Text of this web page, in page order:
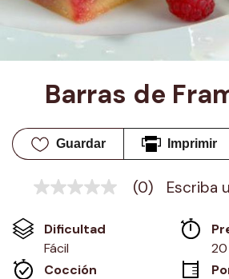
Barras de
Guardar Imprimir
Sin
en
misma
página.
(0) Escriba
Dificultad
Fácil
20
Cocción